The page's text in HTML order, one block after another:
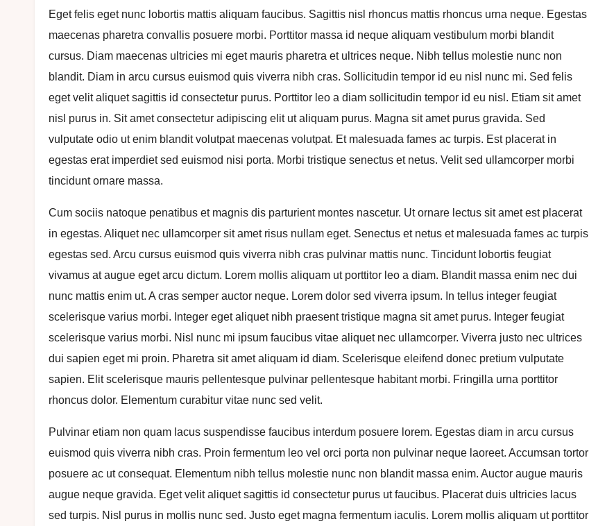
Eget felis eget nunc lobortis mattis aliquam faucibus. Sagittis nisl rhoncus mattis rhoncus urna neque. Egestas
maecenas pharetra convallis posuere morbi. Porttitor massa id neque aliquam vestibulum morbi blandit
cursus. Diam maecenas ultricies mi eget mauris pharetra et ultrices neque. Nibh tellus molestie nunc non
blandit. Diam in arcu cursus euismod quis viverra nibh cras. Sollicitudin tempor id eu nisl nunc mi. Sed felis
eget velit aliquet sagittis id consectetur purus. Porttitor leo a diam sollicitudin tempor id eu nisl. Etiam sit amet
nisl purus in. Sit amet consectetur adipiscing elit ut aliquam purus. Magna sit amet purus gravida. Sed
vulputate odio ut enim blandit volutpat maecenas volutpat. Et malesuada fames ac turpis. Est placerat in
egestas erat imperdiet sed euismod nisi porta. Morbi tristique senectus et netus. Velit sed ullamcorper morbi
tincidunt ornare massa.
Cum sociis natoque penatibus et magnis dis parturient montes nascetur. Ut ornare lectus sit amet est placerat
in egestas. Aliquet nec ullamcorper sit amet risus nullam eget. Senectus et netus et malesuada fames ac turpis
egestas sed. Arcu cursus euismod quis viverra nibh cras pulvinar mattis nunc. Tincidunt lobortis feugiat
vivamus at augue eget arcu dictum. Lorem mollis aliquam ut porttitor leo a diam. Blandit massa enim nec dui
nunc mattis enim ut. A cras semper auctor neque. Lorem dolor sed viverra ipsum. In tellus integer feugiat
scelerisque varius morbi. Integer eget aliquet nibh praesent tristique magna sit amet purus. Integer feugiat
scelerisque varius morbi. Nisl nunc mi ipsum faucibus vitae aliquet nec ullamcorper. Viverra justo nec ultrices
dui sapien eget mi proin. Pharetra sit amet aliquam id diam. Scelerisque eleifend donec pretium vulputate
sapien. Elit scelerisque mauris pellentesque pulvinar pellentesque habitant morbi. Fringilla urna porttitor
rhoncus dolor. Elementum curabitur vitae nunc sed velit.
Pulvinar etiam non quam lacus suspendisse faucibus interdum posuere lorem. Egestas diam in arcu cursus
euismod quis viverra nibh cras. Proin fermentum leo vel orci porta non pulvinar neque laoreet. Accumsan tortor
posuere ac ut consequat. Elementum nibh tellus molestie nunc non blandit massa enim. Auctor augue mauris
augue neque gravida. Eget velit aliquet sagittis id consectetur purus ut faucibus. Placerat duis ultricies lacus
sed turpis. Nisl purus in mollis nunc sed. Justo eget magna fermentum iaculis. Lorem mollis aliquam ut porttitor